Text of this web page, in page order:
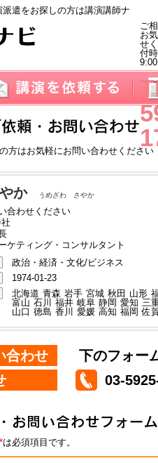
遣をお探しの方は講演講師ナ
ご
お
せ
付
方はお気軽にお問い合わせください
か うめざわ さやか
合わせください
ケティング・コンサルタント
政治・経済・文化/ビジネス
1974-01-23
北海道 青森 岩手 宮城 秋田 山形
富山 石川 福井 岐阜 静岡 愛知 三
山口 徳島 香川 愛媛 高知 福岡 佐
合わせ
下のフォー
03-
は必須項目です。